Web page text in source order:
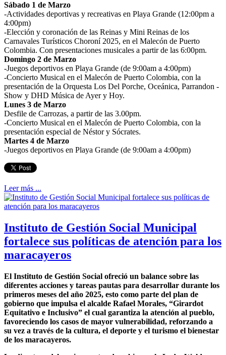
Sábado 1 de Marzo
-Actividades deportivas y recreativas en Playa Grande (12:00pm a
4:00pm)
-Elección y coronación de las Reinas y Mini Reinas de los
Carnavales Turísticos Choroní 2025, en el Malecón de Puerto
Colombia. Con presentaciones musicales a partir de las 6:00pm.
Domingo 2 de Marzo
-Juegos deportivos en Playa Grande (de 9:00am a 4:00pm)
-Concierto Musical en el Malecón de Puerto Colombia, con la
presentación de la Orquesta Los Del Porche, Oceánica, Parrandon -
Show y DHD Música de Ayer y Hoy.
Lunes 3 de Marzo
Desfile de Carrozas, a partir de las 3.00pm.
-Concierto Musical en el Malecón de Puerto Colombia, con la
presentación especial de Néstor y Sócrates.
Martes 4 de Marzo
-Juegos deportivos en Playa Grande (de 9:00am a 4:00pm)
Leer más ...
Instituto de Gestión Social Municipal
fortalece sus políticas de atención para los
maracayeros
El Instituto de Gestión Social ofreció un balance sobre las
diferentes acciones y tareas pautas para desarrollar durante los
primeros meses del año 2025, esto como parte del plan de
gobierno que impulsa el alcalde Rafael Morales, “Girardot
Equitativo e Inclusivo” el cual garantiza la atención al pueblo,
favoreciendo los casos de mayor vulnerabilidad, reforzando a
su vez a través de la cultura, el deporte y el turismo el bienestar
de los maracayeros.